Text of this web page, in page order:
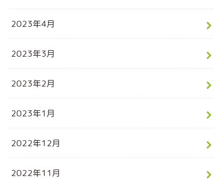
2023年4月
2023年3月
2023年2月
2023年1月
2022年12月
2022年11月